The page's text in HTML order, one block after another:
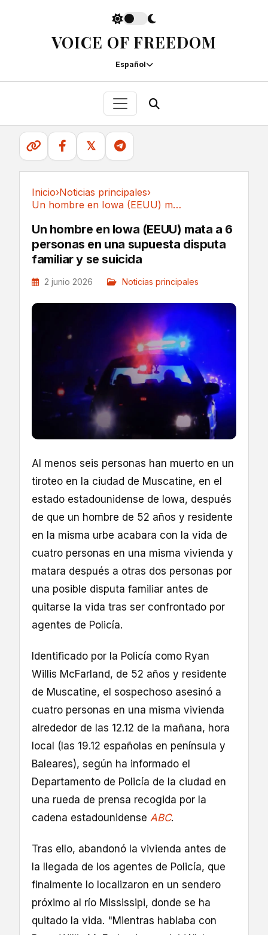
VOICE OF FREEDOM
Español
𝕏
Inicio›Noticias principales›
Un hombre en Iowa (EEUU) mata a 6 personas en...
Un hombre en Iowa (EEUU) mata a 6
personas en una supuesta disputa
familiar y se suicida
2 junio 2026 Noticias principales
Al menos seis personas han muerto en un
tiroteo en la ciudad de Muscatine, en el
estado estadounidense de Iowa, después
de que un hombre de 52 años y residente
en la misma urbe acabara con la vida de
cuatro personas en una misma vivienda y
matara después a otras dos personas por
una posible disputa familiar antes de
quitarse la vida tras ser confrontado por
agentes de Policía.
Identificado por la Policía como Ryan
Willis McFarland, de 52 años y residente
de Muscatine, el sospechoso asesinó a
cuatro personas en una misma vivienda
alrededor de las 12.12 de la mañana, hora
local (las 19.12 españolas en península y
Baleares), según ha informado el
Departamento de Policía de la ciudad en
una rueda de prensa recogida por la
cadena estadounidense ABC.
Tras ello, abandonó la vivienda antes de
la llegada de los agentes de Policía, que
finalmente lo localizaron en un sendero
próximo al río Mississipi, donde se ha
quitado la vida. "Mientras hablaba con